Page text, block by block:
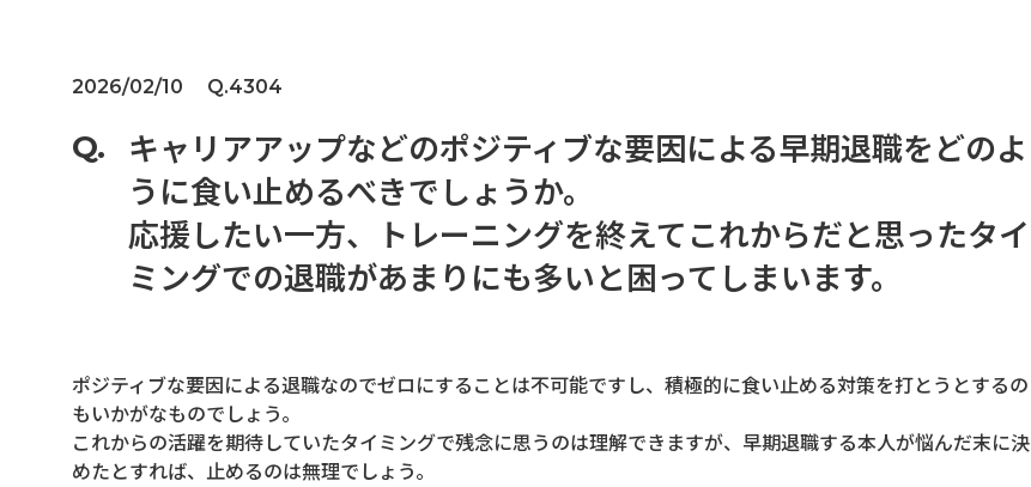
2026/02/10 Q.4304
キャリアアップなどのポジティブな要因による早期退職をどのよ
うに食い止めるべきでしょうか。
応援したい一方、トレーニングを終えてこれからだと思ったタイ
ミングでの退職があまりにも多いと困ってしまいます。
ポジティブな要因による退職なのでゼロにすることは不可能ですし、積極的に食い止める対策を打とうとするの
もいかがなものでしょう。
これからの活躍を期待していたタイミングで残念に思うのは理解できますが、早期退職する本人が悩んだ末に決
めたとすれば、止めるのは無理でしょう。